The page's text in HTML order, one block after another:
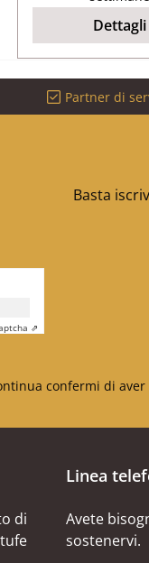
Dettagli
Partner di
Basta
⇗
confermi di
di
Linea
Avete
sostenervi.